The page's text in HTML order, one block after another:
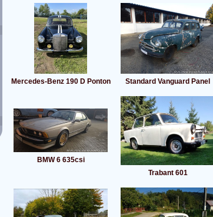
Mercedes-Benz 190 D Ponton Standard Vanguard Panel
BMW 6 635csi
Trabant 601